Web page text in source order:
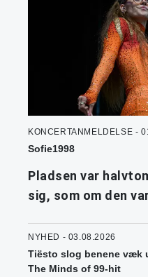
KONCERTANMELDELSE -
Sofie1998
Pladsen var
sig, som om den
NYHED - 03.08.2026
Tiësto slog benene væk
The Minds of 99-hit